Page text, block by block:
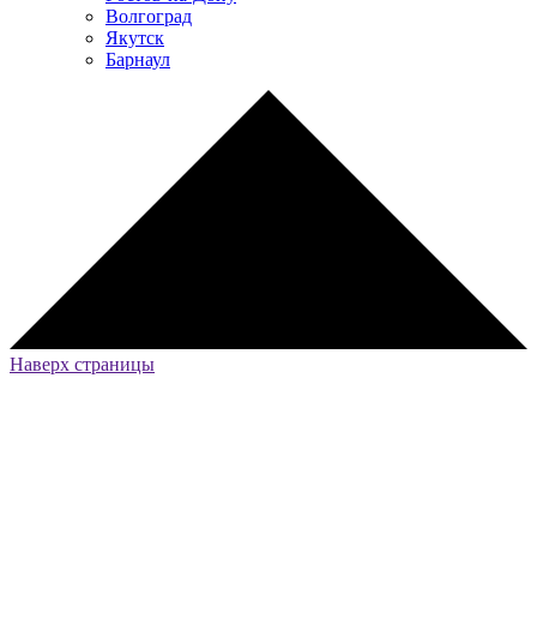
Волгоград
Якутск
Барнаул
Наверх страницы